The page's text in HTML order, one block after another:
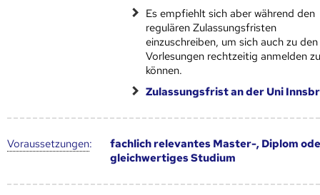
Es empfiehlt sich aber während den
regulären Zulassungsfristen
einzuschreiben, um sich auch zu den
Vorlesungen rechtzeitig anmelden
können.
Zulassungsfrist an der Uni
Voraus­setzungen:
fachlich relevantes Master-, Diplom
gleichwertiges Studium